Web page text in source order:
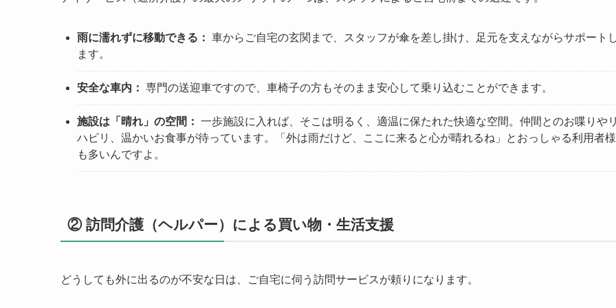
雨に濡れずに移動できる： 車からご自宅の玄関まで、スタッフが傘を差し掛け、足元を支えながらサポート
ます。
安全な車内： 専門の送迎車ですので、車椅子の方もそのまま安心して乗り込むことができます。
施設は「晴れ」の空間： 一歩施設に入れば、そこは明るく、適温に保たれた快適な空間。仲間とのお喋りや
ハビリ、温かいお食事が待っています。「外は雨だけど、ここに来ると心が晴れるね」とおっしゃる利用者様
も多いんですよ。
② 訪問介護（ヘルパー）による買い物・生活支援
どうしても外に出るのが不安な日は、ご自宅に伺う訪問サービスが頼りになります。